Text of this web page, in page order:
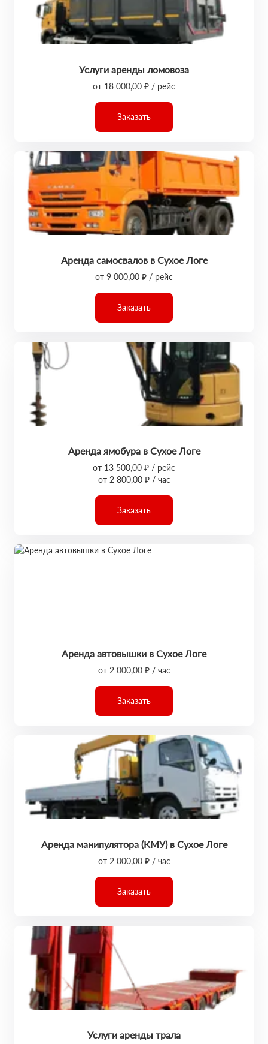
Услуги аренды ломовоза
от 18 000,00 ₽ / рейс
Заказать
Аренда самосвалов в Сухое Логе
от 9 000,00 ₽ / рейс
Заказать
Аренда ямобура в Сухое Логе
от 13 500,00 ₽ / рейс
от 2 800,00 ₽ / час
Заказать
Аренда автовышки в Сухое Логе
от 2 000,00 ₽ / час
Заказать
Аренда манипулятора (КМУ) в Сухое Логе
от 2 000,00 ₽ / час
Заказать
Услуги аренды трала